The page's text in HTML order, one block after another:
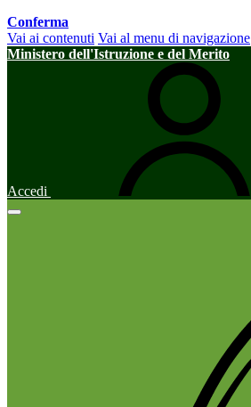
Conferma
Vai ai contenuti Vai al menu di navigazione
Ministero dell'Istruzione e del Merito
Accedi